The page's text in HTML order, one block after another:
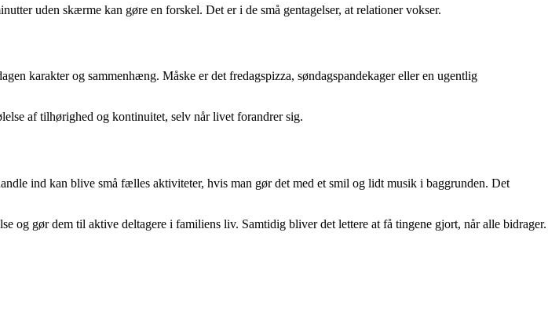
uden skærme kan gøre en forskel. Det er i de små gentagelser, at relationer vokser.
karakter og sammenhæng. Måske er det fredagspizza, søndagspandekager eller en ugentlig
af tilhørighed og kontinuitet, selv når livet forandrer sig.
ind kan blive små fælles aktiviteter, hvis man gør det med et smil og lidt musik i baggrunden. Det
gør dem til aktive deltagere i familiens liv. Samtidig bliver det lettere at få tingene gjort, når alle bidrager.